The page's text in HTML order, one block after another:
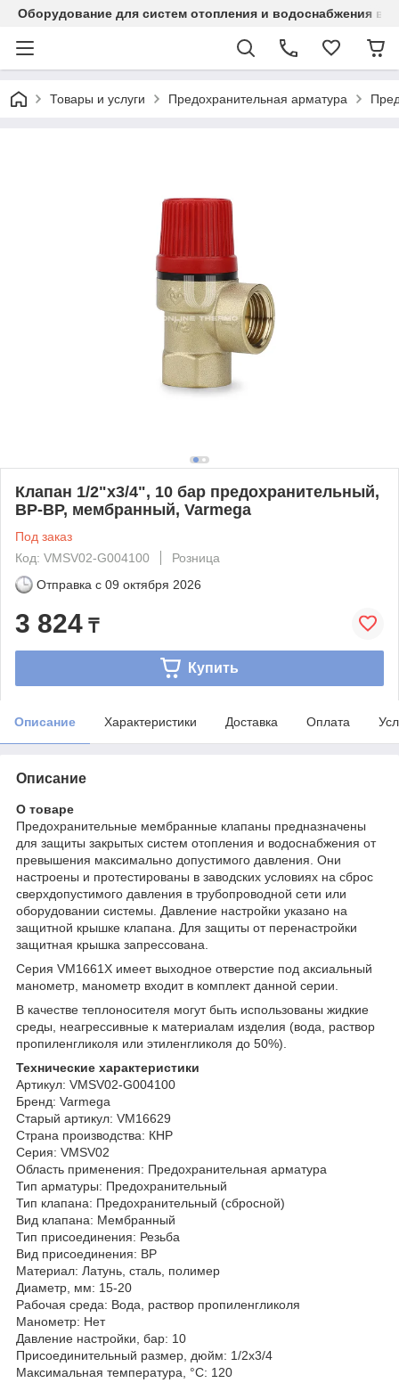
Оборудование для систем отопления и водоснабжения в
Товары и услуги Предохранительная арматура
Клапан 1/2"х3/4", 10 бар предохранительный,
ВР-ВР, мембранный, Varmega
Под заказ
Код: VMSV02-G004100
Розница
Отправка с 09 октября 2026
3 824 ₸
Купить
Описание Характеристики Доставка Оплата
Описание
О товаре
Предохранительные мембранные клапаны предназначены
для защиты закрытых систем отопления и водоснабжения от
превышения максимально допустимого давления. Они
настроены и протестированы в заводских условиях на сброс
сверхдопустимого давления в трубопроводной сети или
оборудовании системы. Давление настройки указано на
защитной крышке клапана. Для защиты от перенастройки
защитная крышка запрессована.
Серия VM1661X имеет выходное отверстие под аксиальный
манометр, манометр входит в комплект данной серии.
В качестве теплоносителя могут быть использованы жидкие
среды, неагрессивные к материалам изделия (вода, раствор
пропиленгликоля или этиленгликоля до 50%).
Технические характеристики
Артикул: VMSV02-G004100
Бренд: Varmega
Старый артикул: VM16629
Страна производства: КНР
Серия: VMSV02
Область применения: Предохранительная арматура
Тип арматуры: Предохранительный
Тип клапана: Предохранительный (сбросной)
Вид клапана: Мембранный
Тип присоединения: Резьба
Вид присоединения: ВР
Материал: Латунь, сталь, полимер
Диаметр, мм: 15-20
Рабочая среда: Вода, раствор пропиленгликоля
Манометр: Нет
Давление настройки, бар: 10
Присоединительный размер, дюйм: 1/2х3/4
Максимальная температура, °С: 120